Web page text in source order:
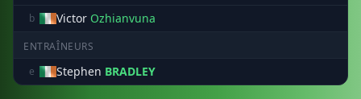
b Victor Ozhianvuna
ENTRAÎNEURS
e
Stephen BRADLEY